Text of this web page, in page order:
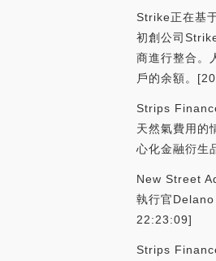
Strike正在基
初創公司
商進行整合。
戶的余額。
Strips
天然氣費用的
心化金融衍生
New Street
執行官
22:23:09]
Strips